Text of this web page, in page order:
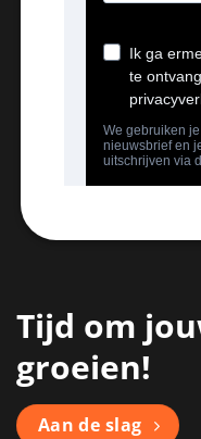
Tijd om
groeien!
Aan de slag